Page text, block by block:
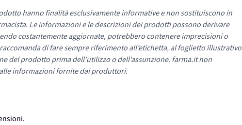
hanno finalità esclusivamente informative e non sostituiscono in
Le informazioni e le descrizioni dei prodotti possono derivare
costantemente aggiornate, potrebbero contenere imprecisioni o
di fare sempre riferimento all’etichetta, al foglietto illustrativo
del prodotto prima dell’utilizzo o dell’assunzione. farma.it non
informazioni fornite dai produttori.